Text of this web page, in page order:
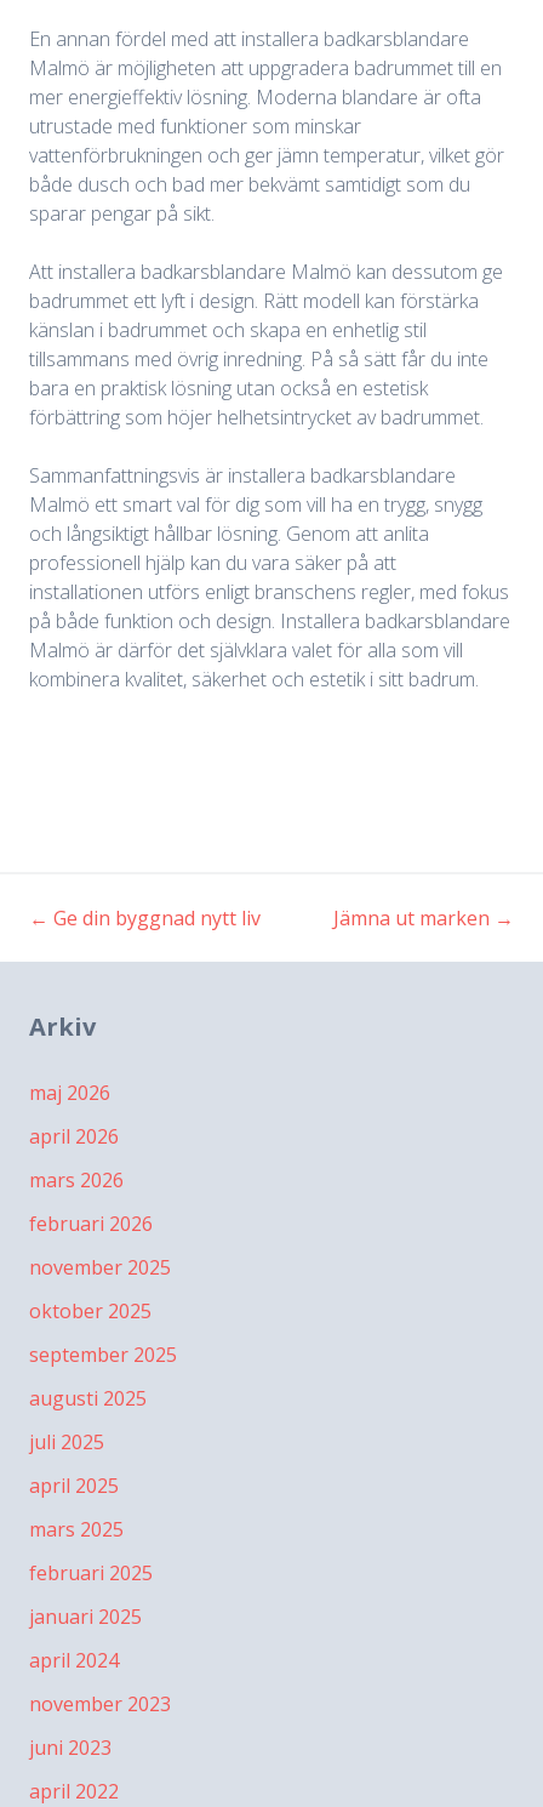
En annan fördel med att installera badkarsblandare
Malmö är möjligheten att uppgradera badrummet till en
mer energieffektiv lösning. Moderna blandare är ofta
utrustade med funktioner som minskar
vattenförbrukningen och ger jämn temperatur, vilket gör
både dusch och bad mer bekvämt samtidigt som du
sparar pengar på sikt.
Att installera badkarsblandare Malmö kan dessutom ge
badrummet ett lyft i design. Rätt modell kan förstärka
känslan i badrummet och skapa en enhetlig stil
tillsammans med övrig inredning. På så sätt får du inte
bara en praktisk lösning utan också en estetisk
förbättring som höjer helhetsintrycket av badrummet.
Sammanfattningsvis är installera badkarsblandare
Malmö ett smart val för dig som vill ha en trygg, snygg
och långsiktigt hållbar lösning. Genom att anlita
professionell hjälp kan du vara säker på att
installationen utförs enligt branschens regler, med fokus
på både funktion och design. Installera badkarsblandare
Malmö är därför det självklara valet för alla som vill
kombinera kvalitet, säkerhet och estetik i sitt badrum.
Inläggsnavigering
← Ge din byggnad nytt liv Jämna ut marken →
Arkiv
maj 2026
april 2026
mars 2026
februari 2026
november 2025
oktober 2025
september 2025
augusti 2025
juli 2025
april 2025
mars 2025
februari 2025
januari 2025
april 2024
november 2023
juni 2023
april 2022